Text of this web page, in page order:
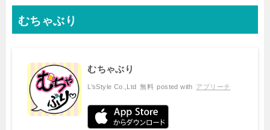
むちゃぶり
むちゃぶり
L’sStyle Co.,Ltd 無料 posted with アプリーチ